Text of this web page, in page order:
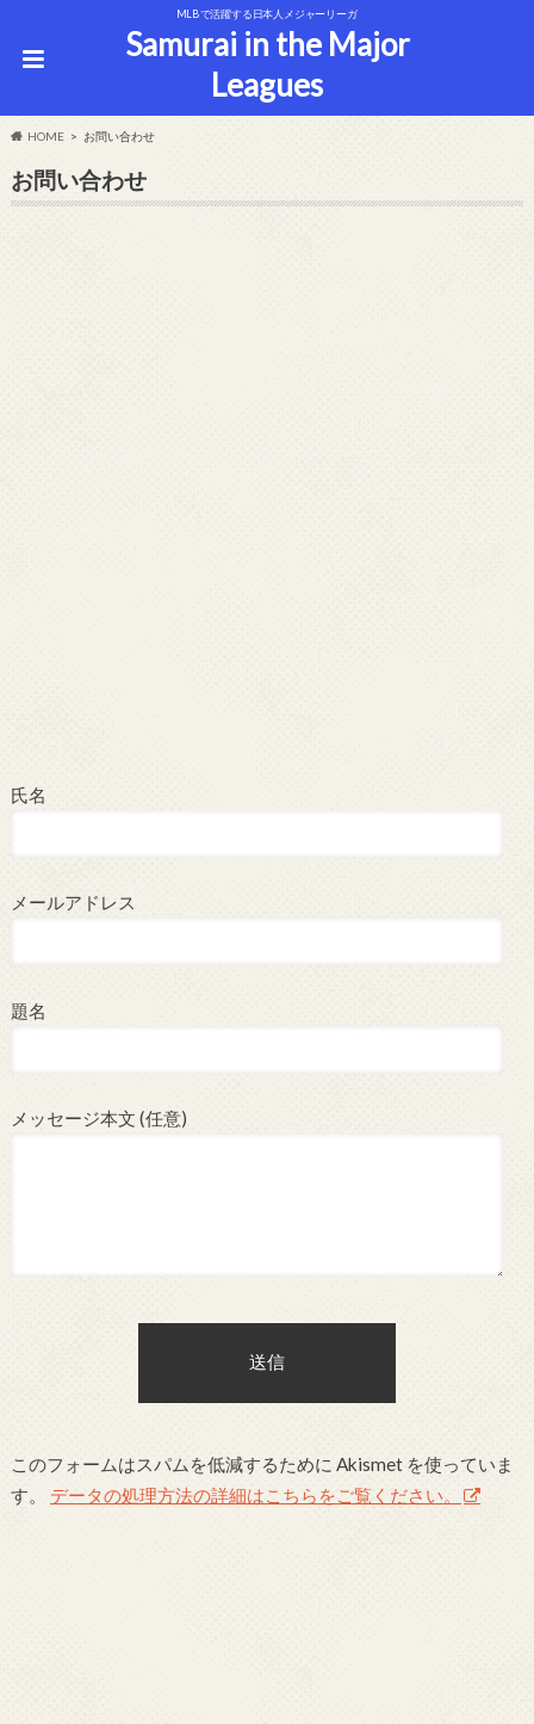
MLBで活躍する日本人メジャーリーガ
Samurai in the Major
Leagues
HOME お問い合わせ
お問い合わせ
氏名
メールアドレス
題名
メッセージ本文 (任意)
このフォームはスパムを低減するために Akismet を使っていま
す。 データの処理方法の詳細はこちらをご覧ください。